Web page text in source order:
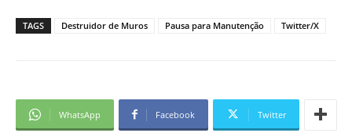
TAGS Destruidor de Muros Pausa para Manutenção Twitter/X
WhatsApp Facebook Twitter